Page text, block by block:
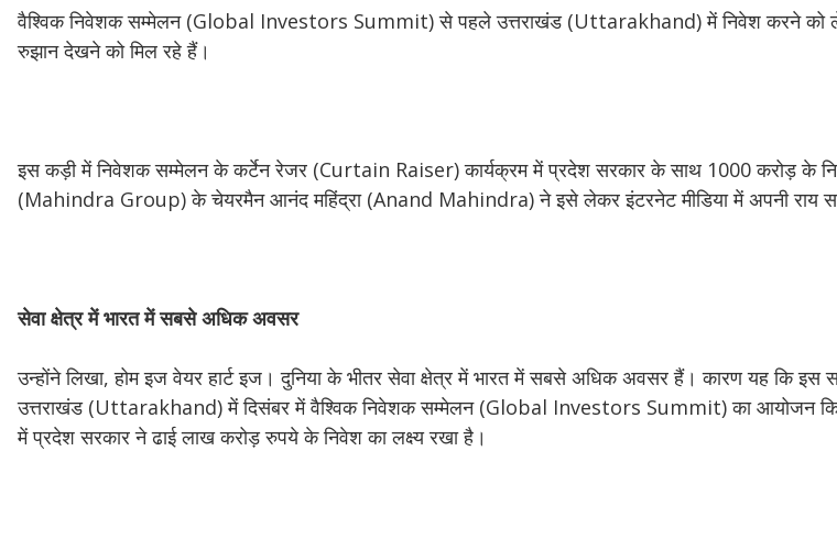
वैश्विक निवेशक सम्मेलन (Global Investors Summit) से पहले उत्तराखंड (Uttarakhand) में निवेश करने को
रुझान देखने को मिल रहे हैं।
इस कड़ी में निवेशक सम्मेलन के कर्टेन रेजर (Curtain Raiser) कार्यक्रम में प्रदेश सरकार के साथ 1000 करोड़ के
(Mahindra Group) के चेयरमैन आनंद महिंद्रा (Anand Mahindra) ने इसे लेकर इंटरनेट मीडिया में अपनी राय
सेवाक्षेत्रमेंभारतमेंसबसेअधिकअवसर
उन्होंने लिखा, होम इज वेयर हार्ट इज। दुनिया के भीतर सेवा क्षेत्र में भारत में सबसे अधिक अवसर हैं। कारण यह कि इस
उत्तराखंड (Uttarakhand) में दिसंबर में वैश्विक निवेशक सम्मेलन (Global Investors Summit) का आयोजन
में प्रदेश सरकार ने ढाई लाख करोड़ रुपये के निवेश का लक्ष्य रखा है।